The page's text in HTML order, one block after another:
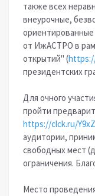
также всех
внеурочные,
ориентированные
от ИжАСТРО в
открытий" (
президентских
Для очного
пройти
https://clck.ru/
аудитории,
свободных мест
ограничения.
Место